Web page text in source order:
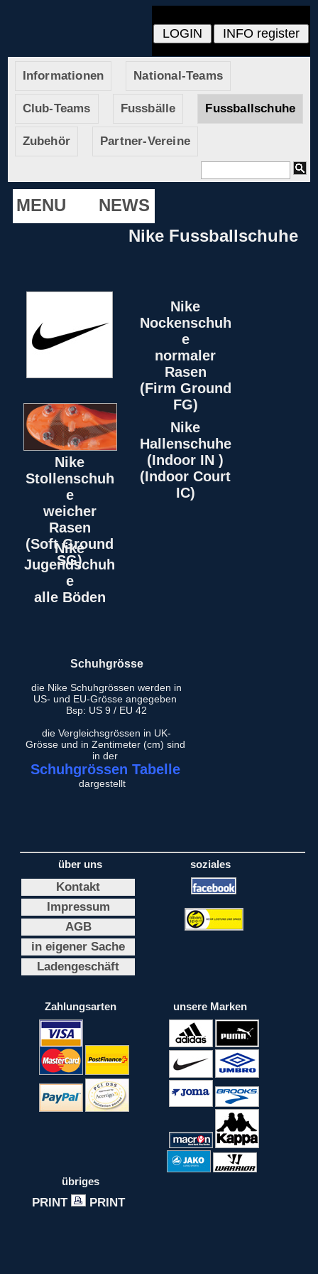
Informationen National-Teams
Club-Teams Fussbälle Fussballschuhe
Zubehör Partner-Vereine
MENU
NEWS
Nike Fussballschuhe
Nike
Nockenschuh
e
normaler
Rasen
(Firm Ground
FG)
Nike
Stollenschuh
e
weicher
Rasen
(Soft Ground
SG)
Nike
Hallenschuhe
(Indoor IN )
(Indoor Court
IC)
Nike
Jugendschuh
e
alle Böden
Schuhgrösse
die Nike Schuhgrössen werden in
US- und EU-Grösse angegeben
Bsp: US 9 / EU 42
die Vergleichsgrössen in UK-
Grösse und in Zentimeter (cm) sind
in der
Schuhgrössen Tabelle
dargestellt
über uns
Kontakt
Impressum
AGB
in eigener Sache
Ladengeschäft
soziales
Zahlungsarten unsere Marken
übriges
PRINT PRINT